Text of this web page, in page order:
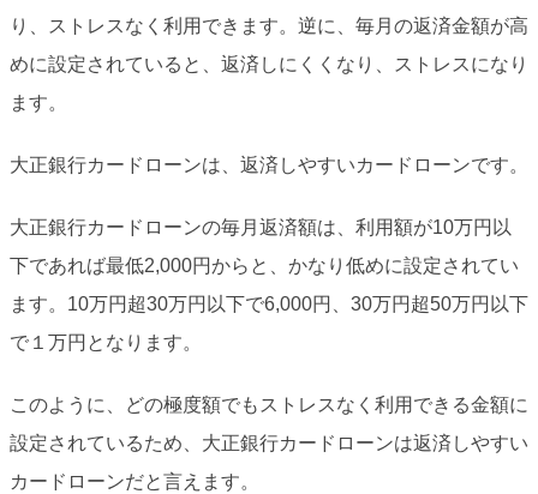
り、ストレスなく利用できます。逆に、毎月の返済金額が高
めに設定されていると、返済しにくくなり、ストレスになり
ます。
大正銀行カードローンは、返済しやすいカードローンです。
大正銀行カードローンの毎月返済額は、利用額が10万円以
下であれば最低2,000円からと、かなり低めに設定されてい
ます。10万円超30万円以下で6,000円、30万円超50万円以下
で１万円となります。
このように、どの極度額でもストレスなく利用できる金額に
設定されているため、大正銀行カードローンは返済しやすい
カードローンだと言えます。